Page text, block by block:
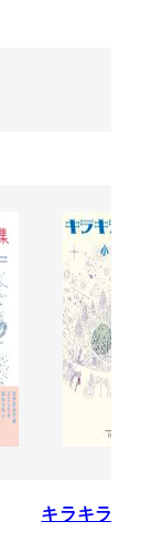
キラキラ共